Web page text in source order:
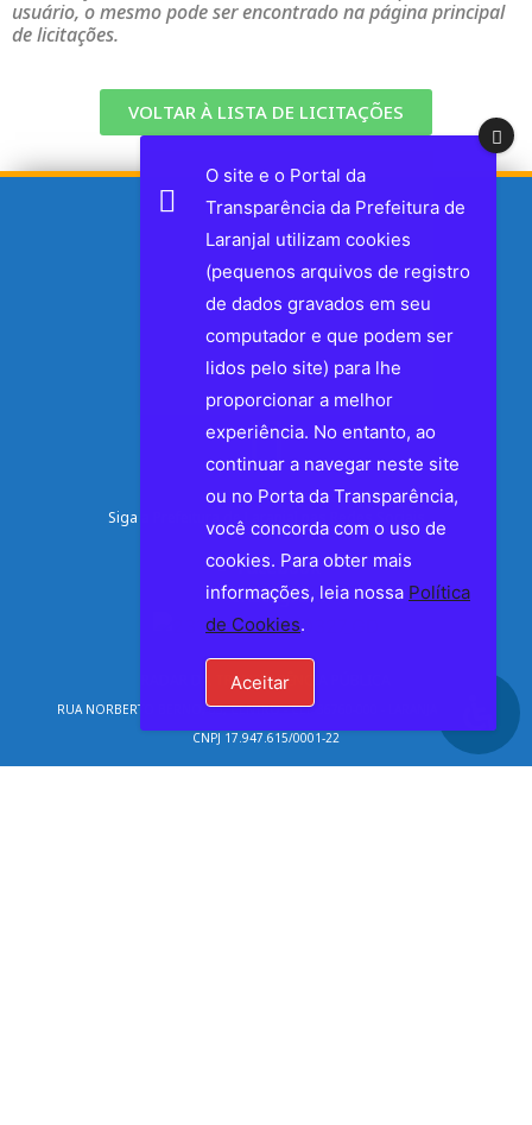
usuário, o mesmo pode ser encontrado na página principal
de licitações.
VOLTAR À LISTA DE LICITAÇÕES
Siga a Prefeitura de Laranjal nas Redes Sociais
Facebook
Instagram
RADAR DA TRANSPARÊNCIA PÚBLICA
RUA NORBERTO BERNO, 85, CENTRO - CEP 36760-000 - LARANJAL – MG
CNPJ 17.947.615/0001-22
O site e o Portal da
Transparência da Prefeitura de
Laranjal utilizam cookies
(pequenos arquivos de registro
de dados gravados em seu
computador e que podem ser
lidos pelo site) para lhe
proporcionar a melhor
experiência. No entanto, ao
continuar a navegar neste site
ou no Porta da Transparência,
você concorda com o uso de
cookies. Para obter mais
informações, leia nossa Política
de Cookies.
Aceitar